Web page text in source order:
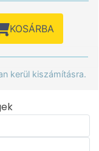
KOSÁRBA
kerül kiszámításra.